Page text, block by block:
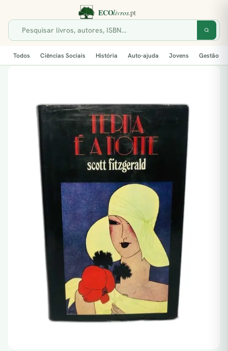
Todos Ciências Sociais História Auto-ajuda Jovens Gestão